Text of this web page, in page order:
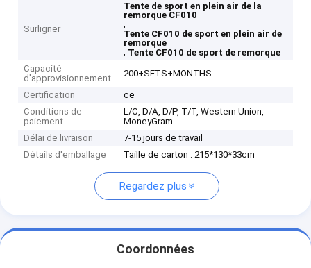
Surligner
Tente de sport en plein air de la
remorque CF010
,
Tente CF010 de sport en plein air de
remorque
, Tente CF010 de sport de remorque
Capacité
d'approvisionnement
200+SETS+MONTHS
Certification
ce
Conditions de
paiement
L/C, D/A, D/P, T/T, Western Union,
MoneyGram
Délai de livraison
7-15 jours de travail
Détails d'emballage
Taille de carton : 215*130*33cm
Regardez plus
Coordonnées